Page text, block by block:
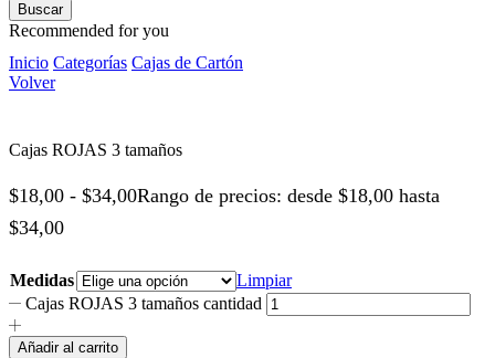
Buscar
Recommended for you
Inicio Categorías Cajas de Cartón
Volver
Cajas ROJAS 3 tamaños
$18,00 - $34,00Rango de precios: desde $18,00 hasta
$34,00
Medidas
Limpiar
Cajas ROJAS 3 tamaños cantidad
Añadir al carrito